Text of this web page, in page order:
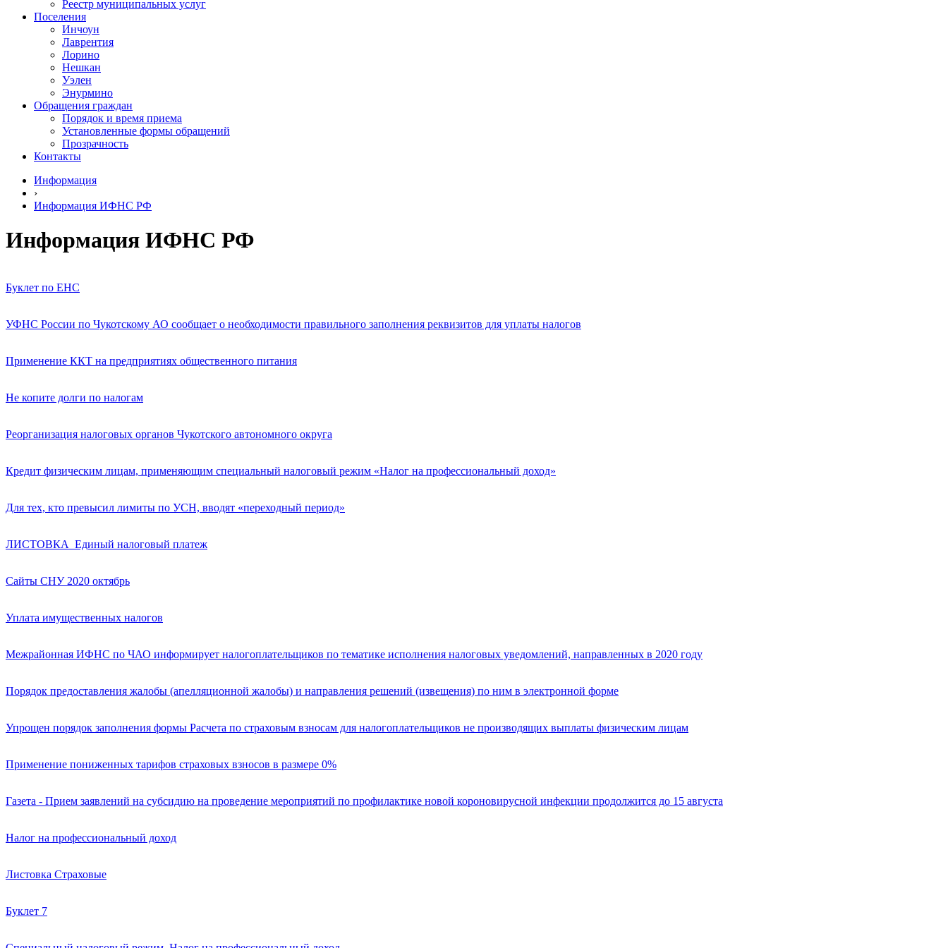
Реестр муниципальных услуг
Поселения
Инчоун
Лаврентия
Лорино
Нешкан
Уэлен
Энурмино
Обращения граждан
Порядок и время приема
Установленные формы обращений
Прозрачность
Контакты
Информация
›
Информация ИФНС РФ
Информация ИФНС РФ
Буклет по ЕНС
УФНС России по Чукотскому АО сообщает о необходимости правильного заполнения реквизитов для уплаты налогов
Применение ККТ на предприятиях общественного питания
Не копите долги по налогам
Реорганизация налоговых органов Чукотского автономного округа
Кредит физическим лицам, применяющим специальный налоговый режим «Налог на профессиональный доход»
Для тех, кто превысил лимиты по УСН, вводят «переходный период»
ЛИСТОВКА_Единый налоговый платеж
Сайты СНУ 2020 октябрь
Уплата имущественных налогов
Межрайонная ИФНС по ЧАО информирует налогоплательщиков по тематике исполнения налоговых уведомлений, направленных в 2020 году
Порядок предоставления жалобы (апелляционной жалобы) и направления решений (извещения) по ним в электронной форме
Упрощен порядок заполнения формы Расчета по страховым взносам для налогоплательщиков не производящих выплаты физическим лицам
Применение пониженных тарифов страховых взносов в размере 0%
Газета - Прием заявлений на субсидию на проведение мероприятий по профилактике новой короновирусной инфекции продолжится до 15 августа
Налог на профессиональный доход
Листовка Страховые
Буклет 7